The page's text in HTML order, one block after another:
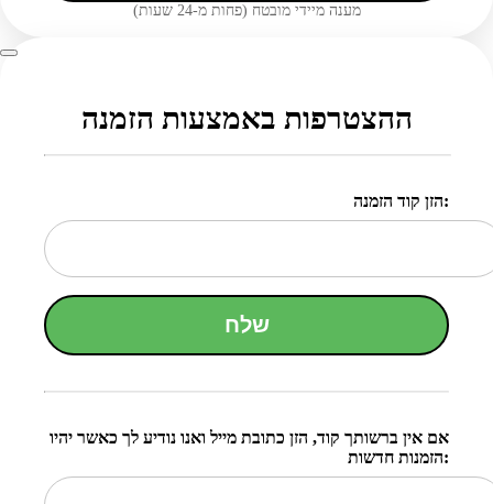
מענה מיידי מובטח (פחות מ-24 שעות)
ההצטרפות באמצעות הזמנה
הזן קוד הזמנה:
שלח
אם אין ברשותך קוד, הזן כתובת מייל ואנו נודיע לך כאשר יהיו
הזמנות חדשות: